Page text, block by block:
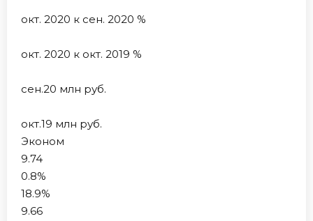
окт. 2020 к сен. 2020 %
окт. 2020 к окт. 2019 %
сен.20 млн руб.
окт.19 млн руб.
Эконом
9.74
0.8%
18.9%
9.66